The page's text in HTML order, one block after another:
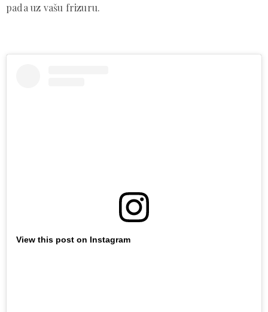
pada uz vašu frizuru.
View this post on Instagram